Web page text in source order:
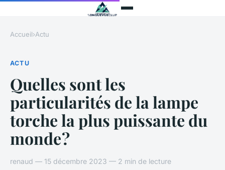
Accueil›Actu
ACTU
Quelles sont les
particularités de la lampe
torche la plus puissante du
monde ?
renaud — 15 décembre 2023 — 2 min de lecture